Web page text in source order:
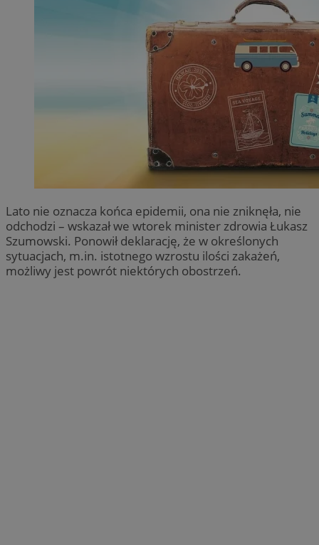
Lato nie oznacza końca epidemii, ona nie zniknęła, nie
odchodzi – wskazał we wtorek minister zdrowia Łukasz
Szumowski. Ponowił deklarację, że w określonych
sytuacjach, m.in. istotnego wzrostu ilości zakażeń,
możliwy jest powrót niektórych obostrzeń.